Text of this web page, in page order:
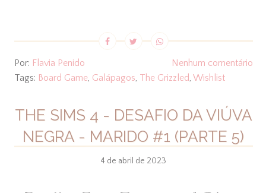
Por: Flavia Penido
Nenhum comentário
Tags: Board Game, Galápagos, The Grizzled, Wishlist
THE SIMS 4 - DESAFIO DA VIÚVA
NEGRA - MARIDO #1 (PARTE 5)
4 de abril de 2023